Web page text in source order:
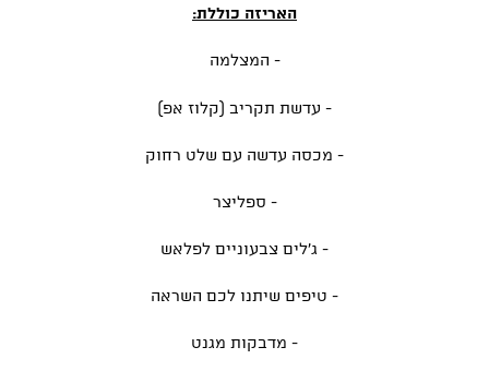
האריזה כוללת:
- המצלמה
- עדשת תקריב (קלוז אפ)
- מכסה עדשה עם שלט רחוק
- ספליצר
- ג'לים צבעוניים לפלאש
- טיפים שיתנו לכם השראה
- מדבקות מגנט